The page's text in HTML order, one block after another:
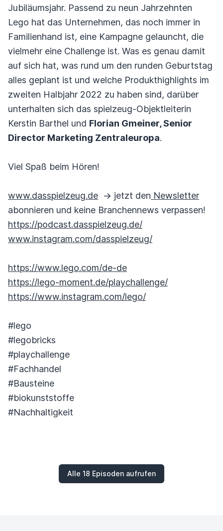
Jubiläumsjahr. Passend zu neun Jahrzehnten
Lego hat das Unternehmen, das noch immer in
Familienhand ist, eine Kampagne gelauncht, die
vielmehr eine Challenge ist. Was es genau damit
auf sich hat, was rund um den runden Geburtstag
alles geplant ist und welche Produkthighlights im
zweiten Halbjahr 2022 zu haben sind, darüber
unterhalten sich das spielzeug-Objektleiterin
Kerstin Barthel und Florian Gmeiner, Senior
Director Marketing Zentraleuropa.
Viel Spaß beim Hören!
www.dasspielzeug.de -> jetzt den Newsletter
abonnieren und keine Branchennews verpassen!
https://podcast.dasspielzeug.de/
www.instagram.com/dasspielzeug/
https://www.lego.com/de-de
https://lego-moment.de/playchallenge/
https://www.instagram.com/lego/
#lego
#legobricks
#playchallenge
#Fachhandel
#Bausteine
#biokunststoffe
#Nachhaltigkeit
Alle 18 Episoden aufrufen